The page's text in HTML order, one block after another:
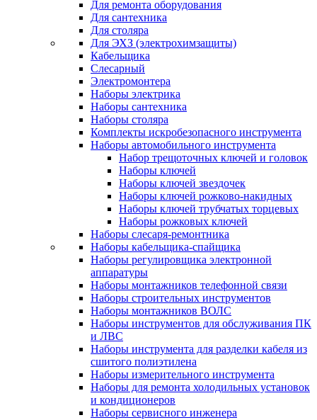
Для ремонта оборудования
Для сантехника
Для столяра
Для ЭХЗ (электрохимзащиты)
Кабельщика
Слесарный
Электромонтера
Наборы электрика
Наборы сантехника
Наборы столяра
Комплекты искробезопасного инструмента
Наборы автомобильного инструмента
Набор трещоточных ключей и головок
Наборы ключей
Наборы ключей звездочек
Наборы ключей рожково-накидных
Наборы ключей трубчатых торцевых
Наборы рожковых ключей
Наборы слесаря-ремонтника
Наборы кабельщика-спайщика
Наборы регулировщика электронной
аппаратуры
Наборы монтажников телефонной связи
Наборы строительных инструментов
Наборы монтажников ВОЛС
Наборы инструментов для обслуживания ПК
и ЛВС
Наборы инструмента для разделки кабеля из
сшитого полиэтилена
Наборы измерительного инструмента
Наборы для ремонта холодильных установок
и кондиционеров
Наборы сервисного инженера